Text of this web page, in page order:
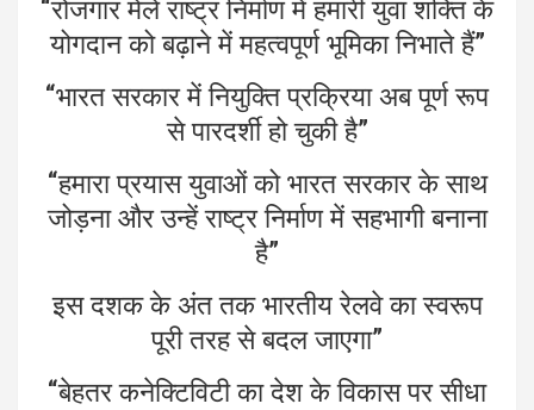
“रोजगार मेले राष्ट्र निर्माण में हमारी युवा शक्ति के
योगदान को बढ़ाने में महत्वपूर्ण भूमिका निभाते हैं”
“भारत सरकार में नियुक्ति प्रक्रिया अब पूर्ण रूप
से पारदर्शी हो चुकी है”
“हमारा प्रयास युवाओं को भारत सरकार के साथ
जोड़ना और उन्हें राष्ट्र निर्माण में सहभागी बनाना
है”
इस दशक के अंत तक भारतीय रेलवे का स्‍वरूप
पूरी तरह से बदल जाएगा”
“बेहतर कनेक्टिविटी का देश के विकास पर सीधा